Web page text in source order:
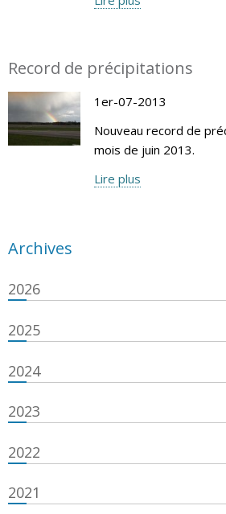
Record de précipitations
1er-07-2013
Nouveau record de
mois de juin 2013.
Lire plus
Archives
2026
2025
2024
2023
2022
2021